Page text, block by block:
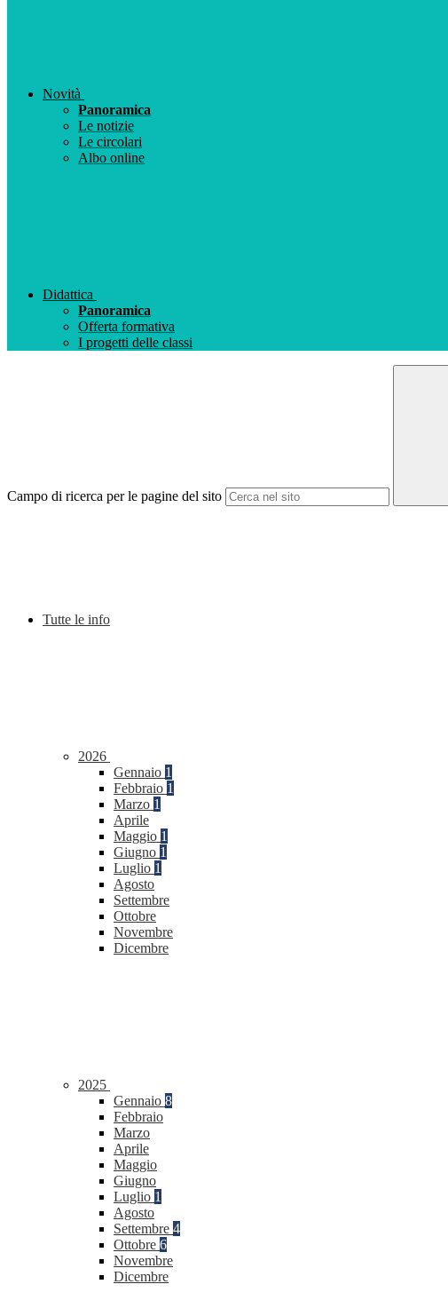
Novità
Panoramica
Le notizie
Le circolari
Albo online
Didattica
Panoramica
Offerta formativa
I progetti delle classi
Campo di ricerca per le pagine del sito
Tutte le info
2026
Gennaio 1
Febbraio 1
Marzo 1
Aprile
Maggio 1
Giugno 1
Luglio 1
Agosto
Settembre
Ottobre
Novembre
Dicembre
2025
Gennaio 8
Febbraio
Marzo
Aprile
Maggio
Giugno
Luglio 1
Agosto
Settembre 4
Ottobre 6
Novembre
Dicembre